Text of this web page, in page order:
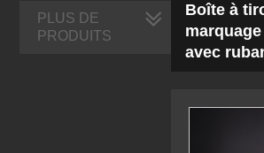
Boîte à
avec
PLUS DE
PRODUITS